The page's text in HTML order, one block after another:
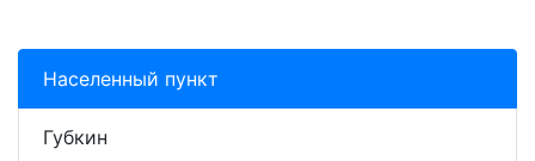
Населенный пункт
Губкин